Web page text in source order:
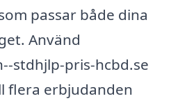
passar både dina
Använd
stdhjlp-pris-hcbd.se
flera erbjudanden